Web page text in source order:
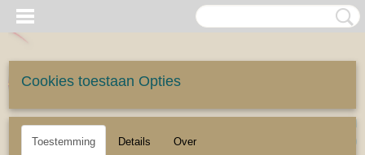
Inloggen Registreren
(0)
Cookies toestaan Opties
Toestemming Details Over